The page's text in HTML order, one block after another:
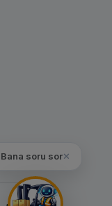
Bana soru sor✕